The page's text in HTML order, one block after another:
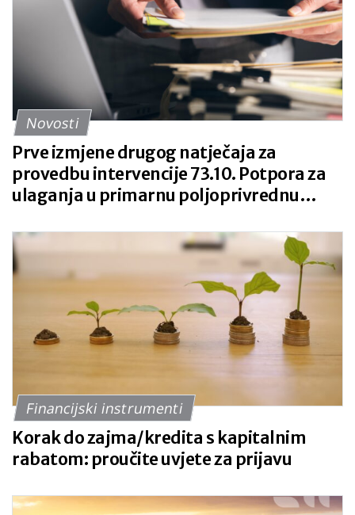
Novosti
Prve izmjene drugog natječaja za
provedbu intervencije 73.10. Potpora za
ulaganja u primarnu poljoprivrednu
Financijski instrumenti
Korak do zajma/kredita s kapitalnim
rabatom: proučite uvjete za prijavu